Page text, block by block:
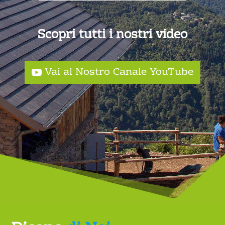
+ INFO
Scopri tutti i nostri video
Vai al Nostro Canale YouTube